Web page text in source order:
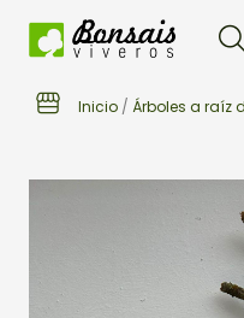
Inicio / Árboles a raíz